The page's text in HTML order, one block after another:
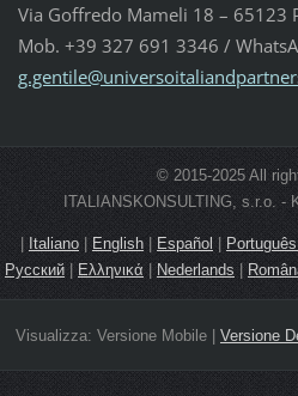
Via Goffredo Mameli 18 – 65123
Mob. +39 327 691 3346 /
g.gentile@universoitaliandpartne
© 2015-2025 All
ITALIANSKONSULTING, s.r.o. -
| Italiano | English | Español |
Русский | Ελληνικά |Nederlands|
Visualizza: Versione Mobile| Versione